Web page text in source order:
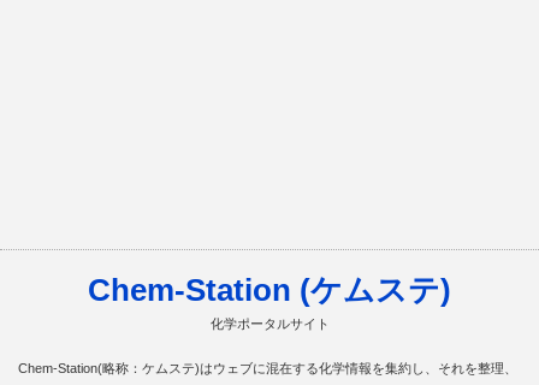
Chem-Station (ケムステ)
化学ポータルサイト
Chem-Station(略称：ケムステ)はウェブに混在する化学情報を集約し、それを整理、